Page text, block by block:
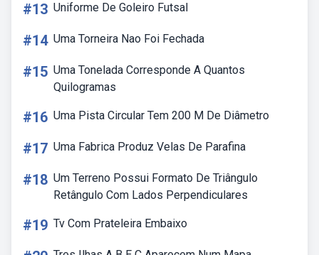
#13 Uniforme De Goleiro Futsal
#14 Uma Torneira Nao Foi Fechada
#15 Uma Tonelada Corresponde A Quantos
Quilogramas
#16 Uma Pista Circular Tem 200 M De Diâmetro
#17 Uma Fabrica Produz Velas De Parafina
#18 Um Terreno Possui Formato De Triângulo
Retângulo Com Lados Perpendiculares
#19 Tv Com Prateleira Embaixo